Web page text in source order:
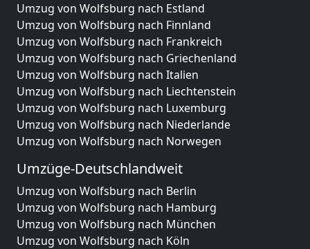
Umzug von Wolfsburg nach Estland
Umzug von Wolfsburg nach Finnland
Umzug von Wolfsburg nach Frankreich
Umzug von Wolfsburg nach Griechenland
Umzug von Wolfsburg nach Italien
Umzug von Wolfsburg nach Liechtenstein
Umzug von Wolfsburg nach Luxemburg
Umzug von Wolfsburg nach Niederlande
Umzug von Wolfsburg nach Norwegen
Umzüge-Deutschlandweit
Umzug von Wolfsburg nach Berlin
Umzug von Wolfsburg nach Hamburg
Umzug von Wolfsburg nach München
Umzug von Wolfsburg nach Köln